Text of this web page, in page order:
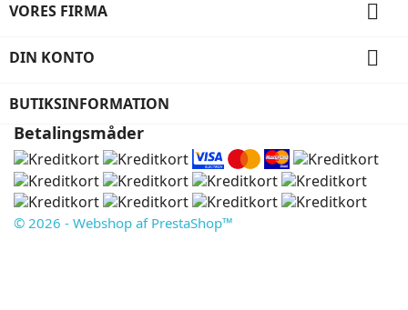
VORES FIRMA 
DIN KONTO 
BUTIKSINFORMATION
Betalingsmåder
© 2026 - Webshop af PrestaShop™